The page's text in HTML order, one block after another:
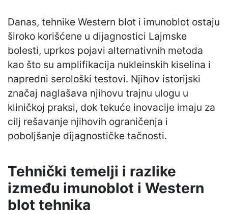
Danas, tehnike Western blot i imunoblot ostaju
široko korišćene u dijagnostici Lajmske
bolesti, uprkos pojavi alternativnih metoda
kao što su amplifikacija nukleinskih kiselina i
napredni serološki testovi. Njihov istorijski
značaj naglašava njihovu trajnu ulogu u
kliničkoj praksi, dok tekuće inovacije imaju za
cilj rešavanje njihovih ograničenja i
poboljšanje dijagnostičke tačnosti.
Tehnički temelji i razlike
između imunoblot i Western
blot tehnika